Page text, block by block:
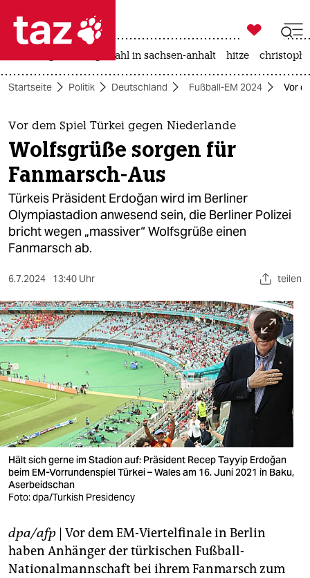
 taz zahl ich
taz zahl ich
themen
politik
öko
gesellschaft
kultur
sport
berlin
nord
wahrheit
verlag
verlag
veranstaltungen
shop
unterstützen
abo

taz zahl ich
landtagswahl in sachsen-anhalt hitze
Startseite Politik Deutschland Fußball-EM 2024 Vor
Vor dem Spiel Türkei gegen Niederlande
Wolfsgrüße sorgen für
Fanmarsch-Aus
Türkeis Präsident Erdoğan wird im Berliner
Olympiastadion anwesend sein, die Berliner Polizei
bricht wegen „massiver“ Wolfsgrüße einen
Fanmarsch ab.
6.7.2024 13:40 Uhr teilen
Hält sich gerne im Stadion auf: Präsident Recep Tayyip Erdoğan
beim EM-Vorrundenspiel Türkei – Wales am 16. Juni 2021 in Baku,
Aserbeidschan
Foto: dpa/Turkish Presidency
dpa/afp | Vor dem EM-Viertelfinale in Berlin
haben Anhänger der türkischen Fußball-
Nationalmannschaft bei ihrem Fanmarsch zum